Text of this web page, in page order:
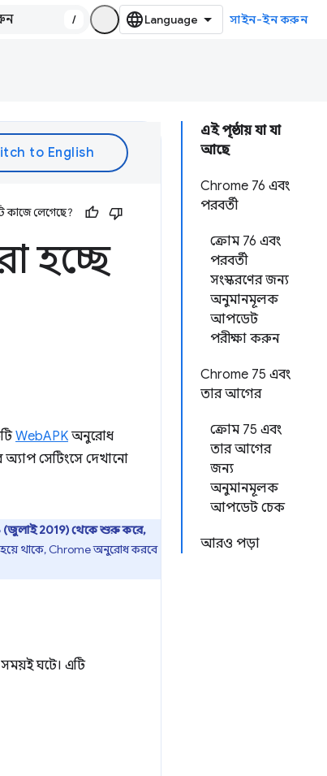
/ সাইন-ইন করুন
এই পৃষ্ঠায় যা যা
আছে
Chrome 76 এবং
পরবর্তী
ক্রোম 76 এবং
পরবর্তী
সংস্করণের জন্য
অনুমানমূলক
আপডেট
পরীক্ষা করুন
Chrome 75 এবং
তার আগের
ক্রোম 75 এবং
তার আগের
জন্য
অনুমানমূলক
আপডেট চেক
আরও পড়া
কাজে লেগেছে?
হচ্ছে
WebAPK অনুরোধ
সেটিংসে দেখানো
(জুলাই 2019) থেকে শুরু করে,
হয়ে থাকে, Chrome অনুরোধ করবে
ঘটে। এটি